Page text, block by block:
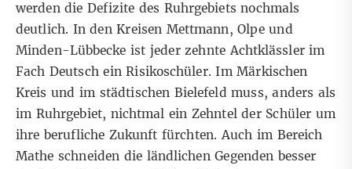
werden die Defizite des Ruhrgebiets nochmals
deutlich. In den Kreisen Mettmann, Olpe und
Minden-Lübbecke ist jeder zehnte Achtklässler im
Fach Deutsch ein Risikoschüler. Im Märkischen
Kreis und im städtischen Bielefeld muss, anders als
im Ruhrgebiet, nichtmal ein Zehntel der Schüler um
ihre berufliche Zukunft fürchten. Auch im Bereich
Mathe schneiden die ländlichen Gegenden besser